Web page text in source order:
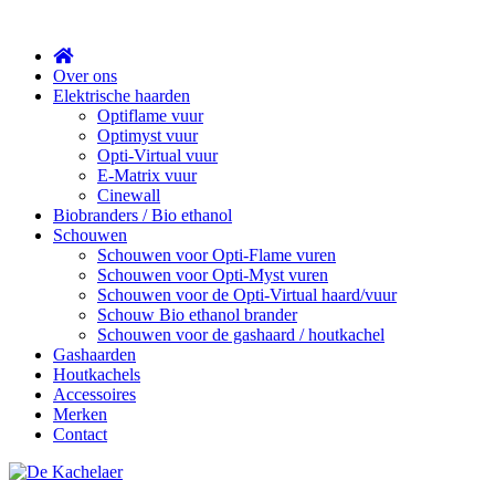
Over ons
Elektrische haarden
Optiflame vuur
Optimyst vuur
Opti-Virtual vuur
E-Matrix vuur
Cinewall
Biobranders / Bio ethanol
Schouwen
Schouwen voor Opti-Flame vuren
Schouwen voor Opti-Myst vuren
Schouwen voor de Opti-Virtual haard/vuur
Schouw Bio ethanol brander
Schouwen voor de gashaard / houtkachel
Gashaarden
Houtkachels
Accessoires
Merken
Contact